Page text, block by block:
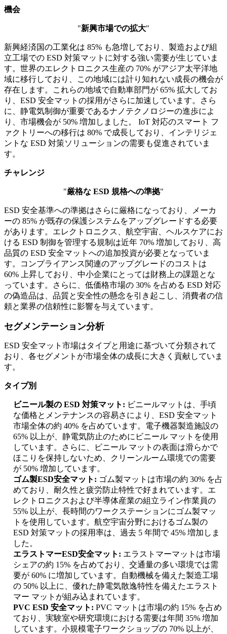
機会
"新興市場での拡大"
新興経済国の工業化は 85% も急増しており、製造および組
立工場での ESD 対策マットに対する強い需要が生じていま
す。世界のエレクトロニクス生産の 70% がアジア太平洋地
域に移行しており、この地域には計り知れない成長の機会が
存在します。これらの地域で自動車部門が 65% 拡大してお
り、ESD 安全マットの採用がさらに加速しています。さら
に、静電気制御が重要であるナノテクノロジーの進歩によ
り、市場機会が 50% 増加しました。 IoT 対応のスマート フ
ァクトリーへの移行は 80% で成長しており、インテリジェ
ントな ESD 対策ソリューションの需要も促進されていま
す。
チャレンジ
"厳格な ESD 規格への準拠"
ESD 安全基準への準拠はさらに厳格になっており、メーカ
ーの 85% が既存の保護システムをアップグレードする必要
があります。エレクトロニクス、航空宇宙、ヘルスケアにお
ける ESD 制御を管理する規制は近年 70% 増加しており、高
品質の ESD 安全マットへの追加投資が必要となっていま
す。コンプライアンス関連のアップグレードのコストは
60% 上昇しており、中小企業にとっては財務上の課題とな
っています。さらに、低価格市場の 30% を占める ESD 対応
の偽造品は、品質と安全性の懸念を引き起こし、消費者の信
頼と業界の信頼性に影響を与えています。
セグメンテーション分析
ESD 安全マット市場はタイプと用途に基づいて分類されて
おり、各セグメントが市場全体の成長に大きく貢献していま
す。
タイプ別
ビニール製の ESD 対策マット: ビニールマットは、手頃
な価格とメンテナンスの容易さにより、ESD 安全マット
市場全体の約 40% を占めています。電子機器製造施設の
65% 以上が、静電気防止のためにビニール マットを使用
しています。さらに、ビニール マットの表面は滑らかで
ほこりを保持しないため、クリーンルーム環境での需要
が 50% 増加しています。
ゴム製ESD安全マット: ゴム製マットは市場の約 30% を占
めており、耐久性と疲労防止特性で好まれています。エ
レクトロニクスおよび半導体産業の組立ライン作業員の
55% 以上が、長時間のワークステーションにゴム製マッ
トを使用しています。航空宇宙分野におけるゴム製の
ESD 対策マットの採用率は、過去 5 年間で 45% 増加しま
した。
エラストマーESD安全マット: エラストマーマットは市場
シェアの約 15% を占めており、交通量の多い環境では需
要が 60% に増加しています。自動機械を備えた製造工場
の 50% 以上に、優れた静電気散逸特性を備えたエラスト
マー マットが組み込まれています。
PVC ESD 安全マット: PVC マットは市場の約 15% を占め
ており、実験室や研究環境における需要は年間 35% 増加
しています。小規模電子ワークショップの 70% 以上が、